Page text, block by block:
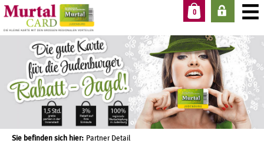
0
Sie befinden sich hier: Partner Detail